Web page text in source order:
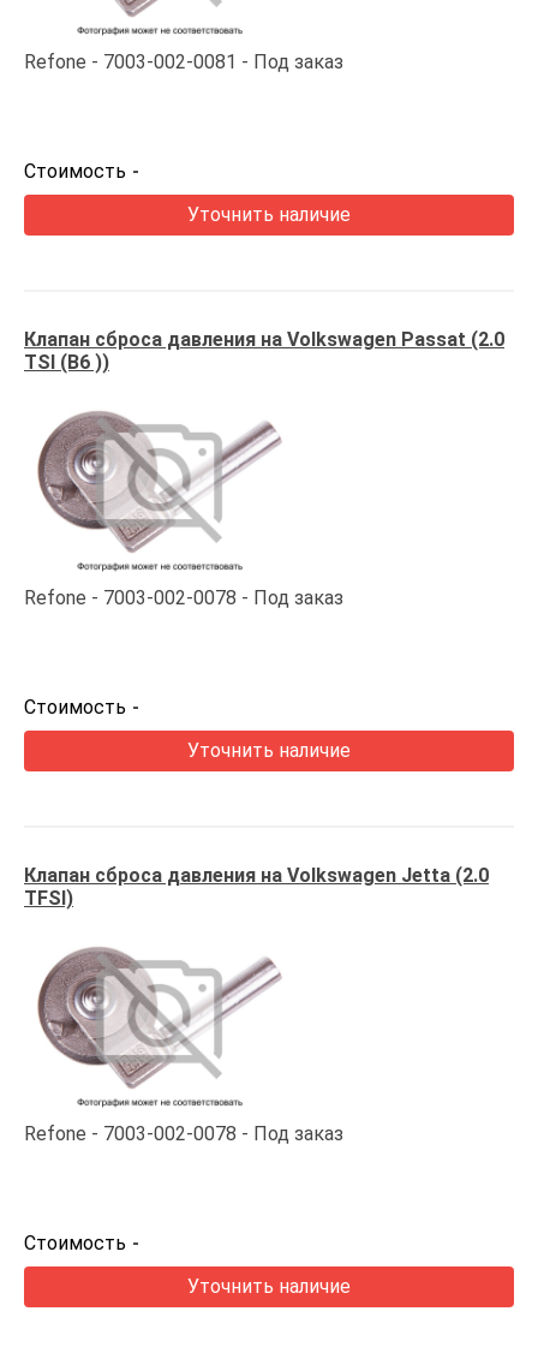
Refone 7003-002-0081 Под заказ
Стоимость -
Уточнить наличие
Клапан сброса давления на Volkswagen Passat (2.0
TSI (B6 ))
Refone 7003-002-0078 Под заказ
Стоимость -
Уточнить наличие
Клапан сброса давления на Volkswagen Jetta (2.0
TFSI)
Refone 7003-002-0078 Под заказ
Стоимость -
Уточнить наличие